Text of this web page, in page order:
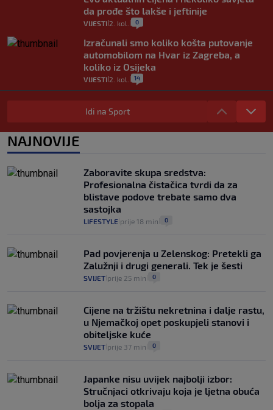
da prođe što lakše i jeftinije
VIJESTI 2. kol. 0
Izračunali smo koliko košta putovanje
automobilom na Hvar iz Zagreba, a
koliko iz Osijeka
VIJESTI 2. kol. 14
"Kći je otišla na more, a zaboravila
zdravstvenu iskaznicu". Kakva su prava
pacijenata izvan mjesta prebivališta?
1
Plenković na 15 dana ukine mjere: "Ne bi
se dogodilo ništa. Vlada se zaljubila u te
intervencije"
30. srp. 25
Idi na Sport
NAJNOVIJE
Zaboravite skupa sredstva:
Profesionalna čistačica tvrdi da za
blistave podove trebate samo dva
sastojka
LIFESTYLE prije 18 min 0
Pad povjerenja u Zelenskog: Pretekli ga
Zalužnji i drugi generali. Tek je šesti
SVIJET prije 25 min 0
Cijene na tržištu nekretnina i dalje rastu,
u Njemačkoj opet poskupjeli stanovi i
obiteljske kuće
SVIJET prije 37 min 0
Japanke nisu uvijek najbolji izbor:
Stručnjaci otkrivaju koja je ljetna obuća
bolja za stopala